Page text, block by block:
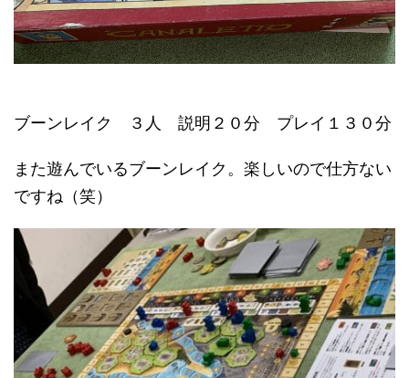
ブーンレイク ３人 説明２０分 プレイ１３０分
また遊んでいるブーンレイク。楽しいので仕方ない
ですね（笑）